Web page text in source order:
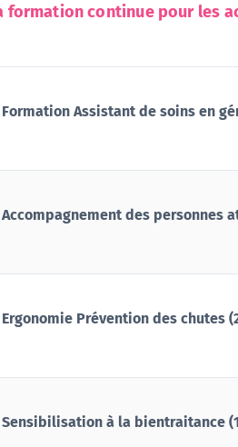
formation continue pour les
Formation Assistant de soins en
Accompagnement des personnes
Ergonomie Prévention des chutes
Sensibilisation à la bientraitance